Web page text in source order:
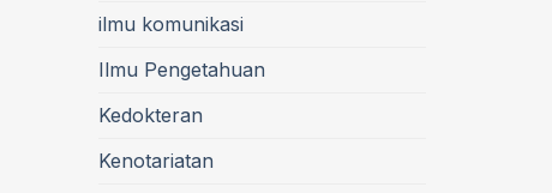
ilmu komunikasi
Ilmu Pengetahuan
Kedokteran
Kenotariatan